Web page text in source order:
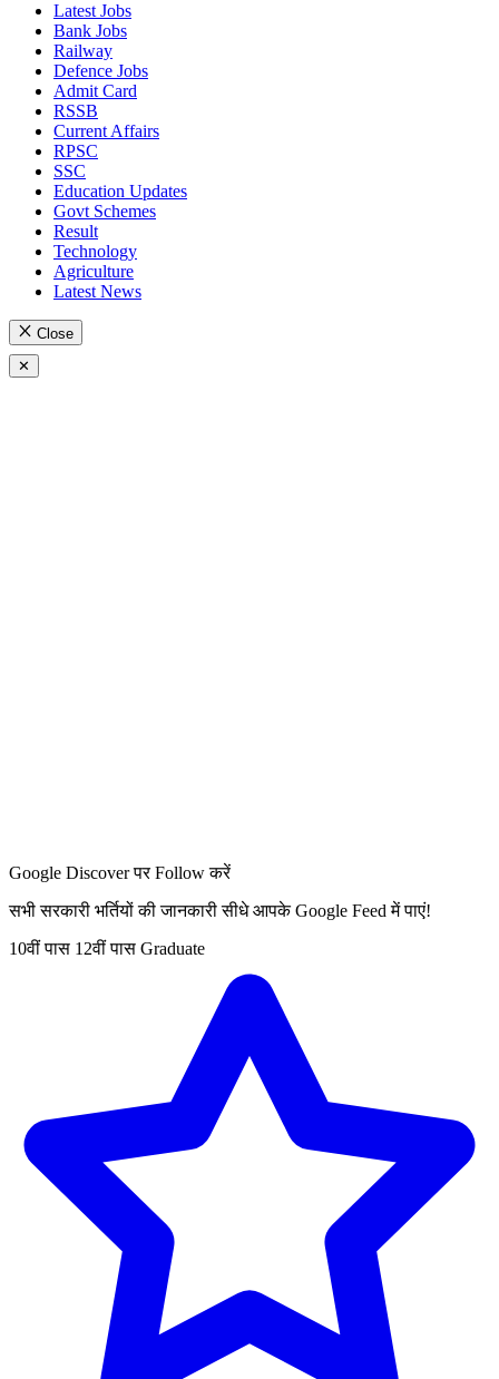
Latest Jobs
Bank Jobs
Railway
Defence Jobs
Admit Card
RSSB
Current Affairs
RPSC
SSC
Education Updates
Govt Schemes
Result
Technology
Agriculture
Latest News
Close
✕
Google Discover पर Follow करें
सभी सरकारी भर्तियों की जानकारी सीधे आपके Google Feed में पाएं!
10वीं पास 12वीं पास Graduate